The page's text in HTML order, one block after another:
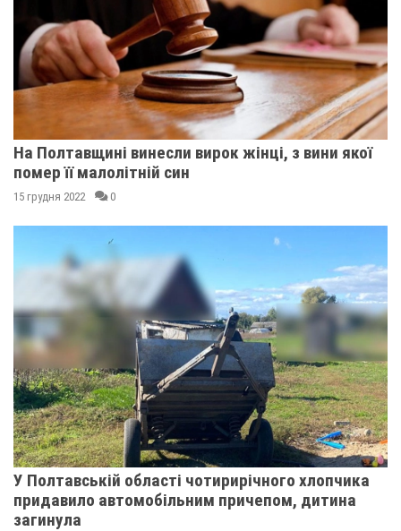
На Полтавщині винесли вирок жінці, з вини якої
помер її малолітній син
15 грудня 2022 0
У Полтавській області чотирирічного хлопчика
придавило автомобільним причепом, дитина
загинула